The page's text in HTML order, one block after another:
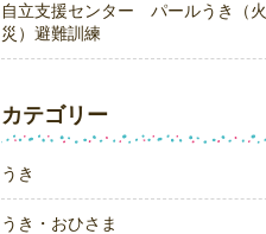
自立支援センター パールうき（火
災）避難訓練
カテゴリー
うき
うき・おひさま